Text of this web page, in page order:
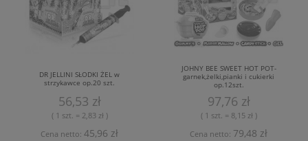
DR JELLINI SŁODKI ŻEL w
strzykawce op.20 szt.
56,53 zł
( 1 szt. = 2,83 zł )
Cena netto: 45,96 zł
JOHNY BEE SWEET HOT POT-
garnek,żelki,pianki i cukierki
op.12szt.
97,76 zł
( 1 szt. = 8,15 zł )
Cena netto: 79,48 zł